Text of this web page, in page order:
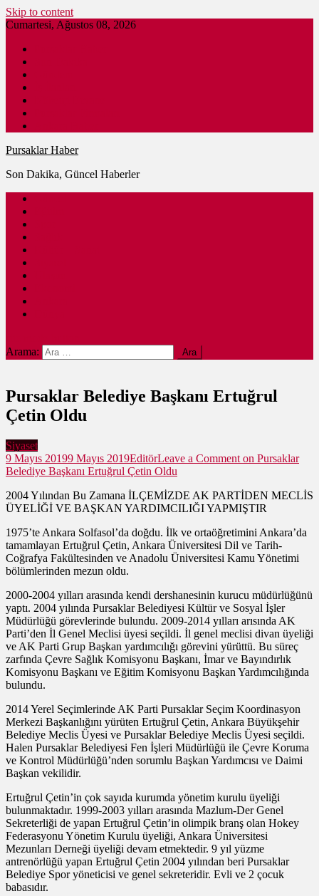
Skip to content
Cumartesi, Ağustos 08, 2026
Pursaklar Haber
Son Dakika, Güncel Haberler
Arama:
Pursaklar Belediye Başkanı Ertuğrul
Çetin Oldu
Siyaset
9 Mayıs 20199 Mayıs 2019EditörLeave a Comment on Pursaklar
Belediye Başkanı Ertuğrul Çetin Oldu
2004 Yılından Bu Zamana İLÇEMİZDE AK PARTİDEN MECLİS
ÜYELİĞİ VE BAŞKAN YARDIMCILIĞI YAPMIŞTIR
1975’te Ankara Solfasol’da doğdu. İlk ve ortaöğretimini Ankara’da
tamamlayan Ertuğrul Çetin, Ankara Üniversitesi Dil ve Tarih-
Coğrafya Fakültesinden ve Anadolu Üniversitesi Kamu Yönetimi
bölümlerinden mezun oldu.
2000-2004 yılları arasında kendi dershanesinin kurucu müdürlüğünü
yaptı. 2004 yılında Pursaklar Belediyesi Kültür ve Sosyal İşler
Müdürlüğü görevlerinde bulundu. 2009-2014 yılları arısında AK
Parti’den İl Genel Meclisi üyesi seçildi. İl genel meclisi divan üyeliği
ve AK Parti Grup Başkan yardımcılığı görevini yürüttü. Bu süreç
zarfında Çevre Sağlık Komisyonu Başkanı, İmar ve Bayındırlık
Komisyonu Başkanı ve Eğitim Komisyonu Başkan Yardımcılığında
bulundu.
2014 Yerel Seçimlerinde AK Parti Pursaklar Seçim Koordinasyon
Merkezi Başkanlığını yürüten Ertuğrul Çetin, Ankara Büyükşehir
Belediye Meclis Üyesi ve Pursaklar Belediye Meclis Üyesi seçildi.
Halen Pursaklar Belediyesi Fen İşleri Müdürlüğü ile Çevre Koruma
ve Kontrol Müdürlüğü’nden sorumlu Başkan Yardımcısı ve Daimi
Başkan vekilidir.
Ertuğrul Çetin’in çok sayıda kurumda yönetim kurulu üyeliği
bulunmaktadır. 1999-2003 yılları arasında Mazlum-Der Genel
Sekreterliği de yapan Ertuğrul Çetin’in olimpik branş olan Hokey
Federasyonu Yönetim Kurulu üyeliği, Ankara Üniversitesi
Mezunları Derneği üyeliği devam etmektedir. 9 yıl yüzme
antrenörlüğü yapan Ertuğrul Çetin 2004 yılından beri Pursaklar
Belediye Spor yöneticisi ve genel sekreteridir. Evli ve 2 çocuk
babasıdır.